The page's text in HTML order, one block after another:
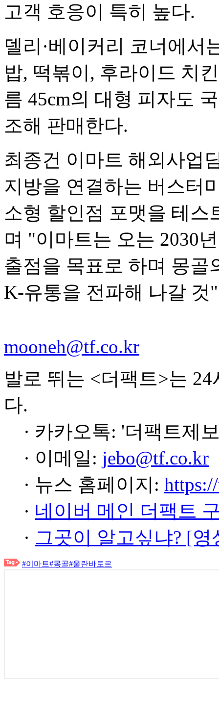
고객 호응이 특히 높다.
델리·베이커리 코너에서
밥, 떡볶이, 후라이드 치
름 45cm의 대형 피자도
조해 판매한다.
최종건 이마트 해외사업
지방을 연결하는 버스터
소형 할인점 포맷을 테
며 "이마트는 오는 2030
출점을 목표로 하며 몽골
K-유통을 전파해 나갈 것
mooneh@tf.co.kr
발로 뛰는 <더팩트>는
다.
· 카카오톡: '더팩트제
· 이메일: jebo@tf.co.kr
· 뉴스 홈페이지:
· 네이버 메인 더팩트
· 그곳이 알고싶냐? [
#이마트#몽골#울란바토르